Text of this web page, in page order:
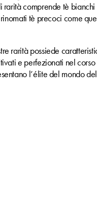
rarità comprende tè
tè precoci come
rarità possiede
e perfezionati nel
l’élite del mondo